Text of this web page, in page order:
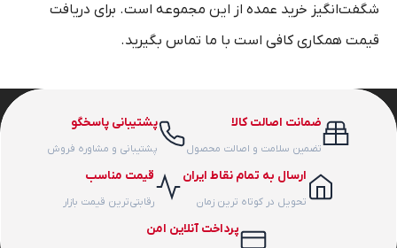
شگفت‌انگیز خرید عمده از این مجموعه است. برای دریافت
قیمت همکاری کافی است با ما تماس بگیرید.
ضمانت اصالت کالا
تضمین سلامت و اصالت محصول
پشتیبانی پاسخگو
پشتیبانی و مشاوره فروش
ارسال به تمام نقاط ایران
تحویل در کوتاه ترین زمان
قیمت مناسب
رقابتی‌ترین قیمت بازار
پرداخت آنلاین امن